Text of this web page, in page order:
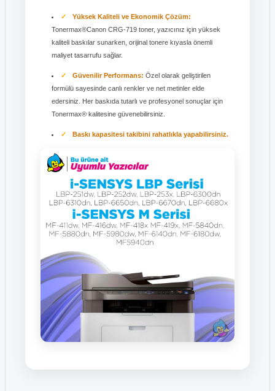
Yüksek Kaliteli ve Ekonomik Çözüm:
Tonermax®Canon CRG-719 toner, yazıcınız için yüksek
kaliteli baskılar sunarken, orijinal tonere kıyasla önemli
maliyet tasarrufu sağlar.
Güvenilir Performans: Özel olarak geliştirilen
formülü sayesinde canlı renkler ve net metinler elde
edersiniz. Her baskıda tutarlı ve profesyonel sonuçlar için
Tonermax® kalitesine güvenebilirsiniz.
Baskı kapasitesi takibini rahatlıkla yapabilirsiniz.